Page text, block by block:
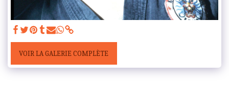
VOIR LA GALERIE COMPLÈTE